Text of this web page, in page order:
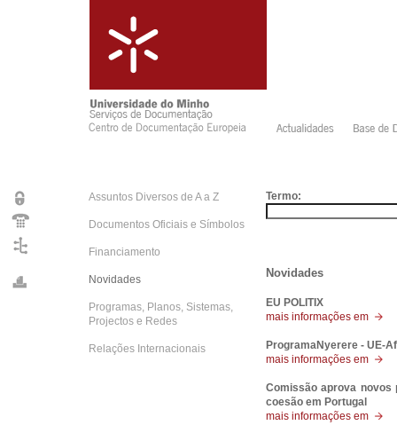
Assuntos Diversos de A a Z
Documentos Oficiais e Símbolos
Financiamento
Novidades
Programas, Planos, Sistemas,
Projectos e Redes
Relações Internacionais
Termo:
Novidades
EU POLITIX
mais informações em
ProgramaNyerere - UE-
mais informações em
Comissão aprova novos
coesão em Portugal
mais informações em